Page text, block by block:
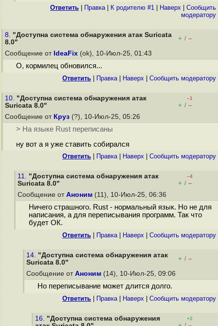
Ответить Правка| К родителю #1 Наверх
Cообщить
модератору
8. "Доступна система обнаружения атак Suricata
8.0"
+ / –
Сообщение от IdeaFix (ok), 10-Июл-25, 01:43
О, кормилец обновился...
Ответить Правка| Наверх Cообщить модератору
10. "Доступна система обнаружения атак
Suricata 8.0"
–1
+ / –
Сообщение от Круз (?), 10-Июл-25, 05:26
> На языке Rust переписаны
ну вот а я уже ставить собирался
Ответить Правка| Наверх Cообщить модератору
11. "Доступна система обнаружения атак
Suricata 8.0"
–4
+ / –
Сообщение от Аноним (11), 10-Июл-25, 06:36
Ничего страшного. Rust - нормальный язык. Но не для
написания, а для переписывания программ. Так что
будет ОК.
Ответить Правка| Наверх Cообщить модератору
14. "Доступна система обнаружения атак
Suricata 8.0"
+ / –
Сообщение от Аноним (14), 10-Июл-25, 09:06
Но переписывание может длится долго.
Ответить Правка| Наверх Cообщить модератору
16. "Доступна система обнаружения
+2